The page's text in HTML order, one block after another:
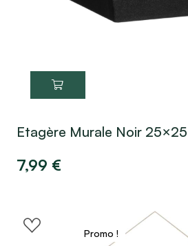
Etagère Murale Noir 25×25
7,99 €
Promo !